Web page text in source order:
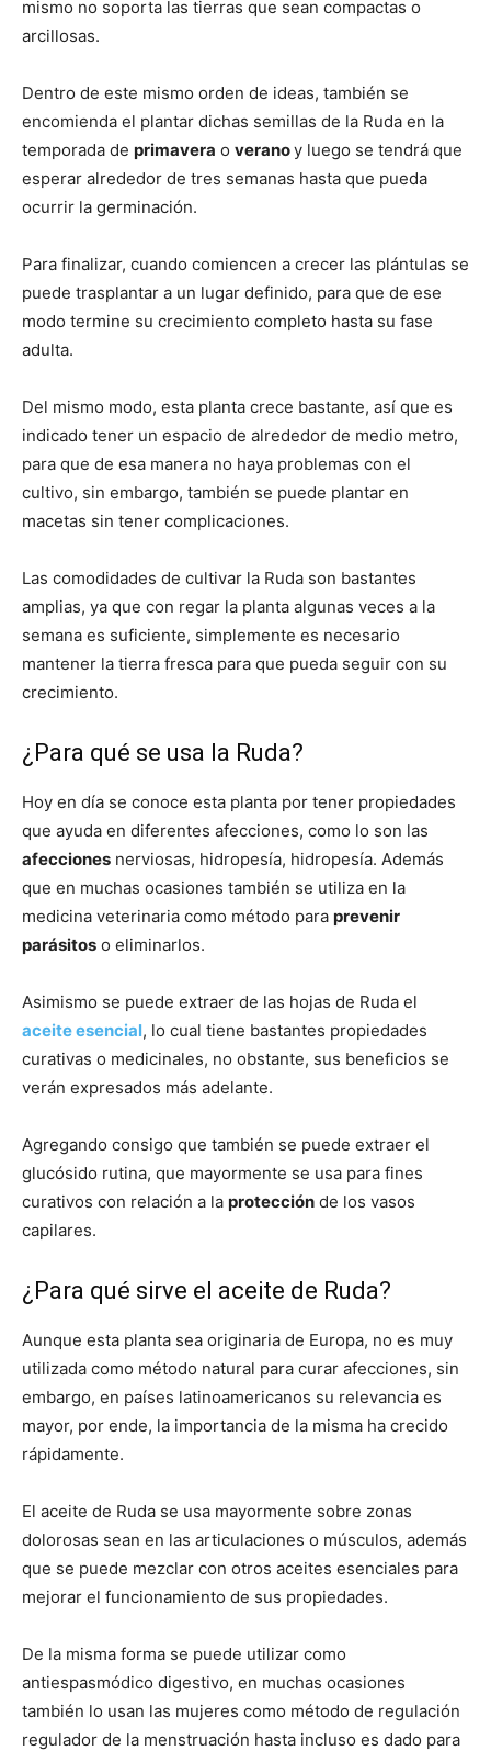
mismo no soporta las tierras que sean compactas o
arcillosas.
Dentro de este mismo orden de ideas, también se
encomienda el plantar dichas semillas de la Ruda en la
temporada de primavera o veranoy luego se tendrá que
esperar alrededor de tres semanas hasta que pueda
ocurrir la germinación.
Para finalizar, cuando comiencen a crecer las plántulas se
puede trasplantar a un lugar definido, para que de ese
modo termine su crecimiento completo hasta su fase
adulta.
Del mismo modo, esta planta crece bastante, así que es
indicado tener un espacio de alrededor de medio metro,
para que de esa manera no haya problemas con el
cultivo, sin embargo, también se puede plantar en
macetas sin tener complicaciones.
Las comodidades de cultivar la Ruda son bastantes
amplias, ya que con regar la planta algunas veces a la
semana es suficiente, simplemente es necesario
mantener la tierra fresca para que pueda seguir con su
crecimiento.
¿Para qué se usa la Ruda?
Hoy en día se conoce esta planta por tener propiedades
que ayuda en diferentes afecciones, como lo son las
afecciones nerviosas, hidropesía, hidropesía. Además
que en muchas ocasiones también se utiliza en la
medicina veterinaria como método para prevenir
parásitos o eliminarlos.
Asimismo se puede extraer de las hojas de Ruda el
aceite esencial, lo cual tiene bastantes propiedades
curativas o medicinales, no obstante, sus beneficios se
verán expresados más adelante.
Agregando consigo que también se puede extraer el
glucósido rutina, que mayormente se usa para fines
curativos con relación a la protección de los vasos
capilares.
¿Para qué sirve el aceite de Ruda?
Aunque esta planta sea originaria de Europa, no es muy
utilizada como método natural para curar afecciones, sin
embargo, en países latinoamericanos su relevancia es
mayor, por ende, la importancia de la misma ha crecido
rápidamente.
El aceite de Ruda se usa mayormente sobre zonas
dolorosas sean en las articulaciones o músculos, además
que se puede mezclar con otros aceites esenciales para
mejorar el funcionamiento de sus propiedades.
De la misma forma se puede utilizar como
antiespasmódico digestivo, en muchas ocasiones
también lo usan las mujeres como método de regulación
regulador de la menstruación hasta incluso es dado para